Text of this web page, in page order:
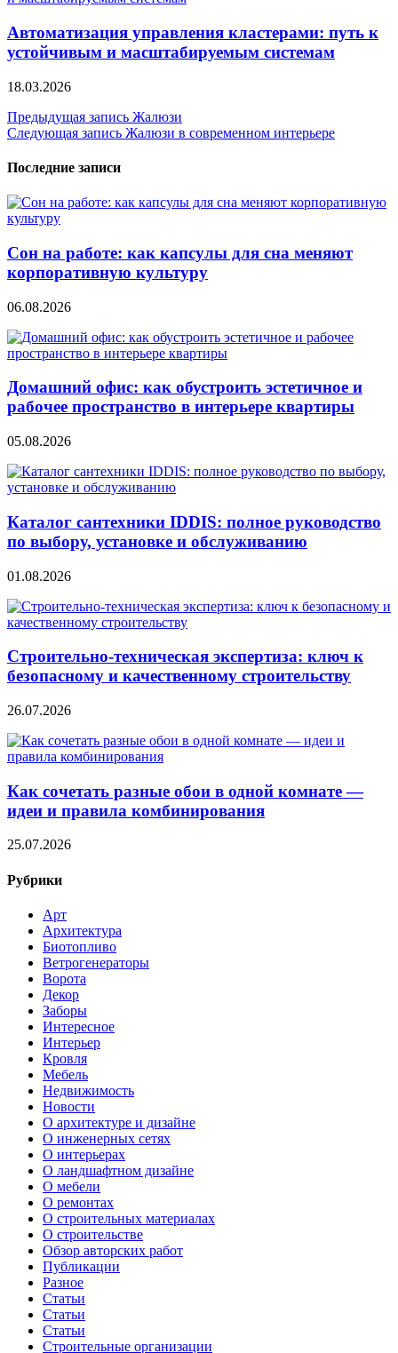
Автоматизация управления кластерами: путь к
устойчивым и масштабируемым системам
18.03.2026
Навигация
по
записям
Предыдущая запись Жалюзи
Следующая запись Жалюзи в современном интерьере
Последние записи
Сон на работе: как капсулы для сна меняют
корпоративную культуру
06.08.2026
Домашний офис: как обустроить эстетичное и
рабочее пространство в интерьере квартиры
05.08.2026
Каталог сантехники IDDIS: полное руководство
по выбору, установке и обслуживанию
01.08.2026
Строительно‑техническая экспертиза: ключ к
безопасному и качественному строительству
26.07.2026
Как сочетать разные обои в одной комнате —
идеи и правила комбинирования
25.07.2026
Рубрики
Арт
Архитектура
Биотопливо
Ветрогенераторы
Ворота
Декор
Заборы
Интересное
Интерьер
Кровля
Мебель
Недвижимость
Новости
О архитектуре и дизайне
О инженерных сетях
О интерьерах
О ландшафтном дизайне
О мебели
О ремонтах
О строительных материалах
О строительстве
Обзор авторских работ
Публикации
Разное
Статьи
Статьи
Статьи
Строительные организации